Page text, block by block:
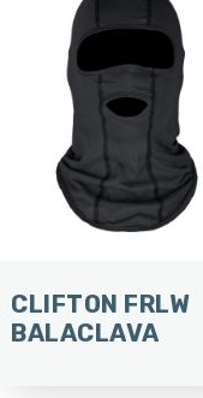
CLIFTON FRLW
BALACLAVA